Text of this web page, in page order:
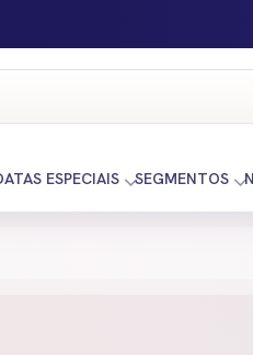
ESPECIAIS SEGMENTOS